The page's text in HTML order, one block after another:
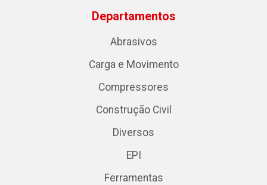
Departamentos
Abrasivos
Carga e Movimento
Compressores
Construção Civil
Diversos
EPI
Ferramentas